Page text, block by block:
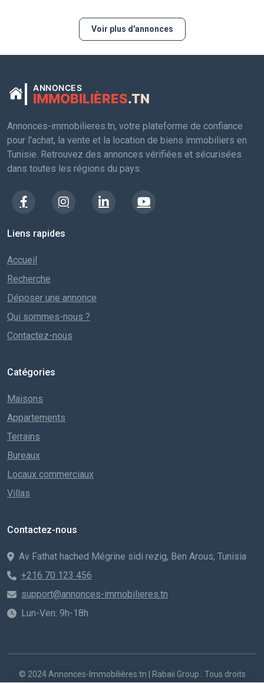
Voir plus d'annonces
ANNONCES
IMMOBILIÈRES.TN
Annonces-immobilieres.tn, votre plateforme de confiance
pour l'achat, la vente et la location de biens immobiliers en
Tunisie. Retrouvez des annonces vérifiées et sécurisées
dans toutes les régions du pays.
Liens rapides
Accueil
Recherche
Déposer une annonce
Qui sommes-nous ?
Contactez-nous
Catégories
Maisons
Appartements
Terrains
Bureaux
Locaux commerciaux
Villas
Contactez-nous
Av Fathat hached Mégrine sidi rezig, Ben Arous, Tunisia
+216 70 123 456
support@annonces-immobilieres.tn
Lun-Ven: 9h-18h
© 2024 Annonces-Immobilières.tn | Rabaii Group . Tous droits